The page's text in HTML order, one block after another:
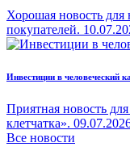
Хорошая новость
покупателей.
Инвестиции в человеческий
Приятная новость
клетчатка».
Все новости